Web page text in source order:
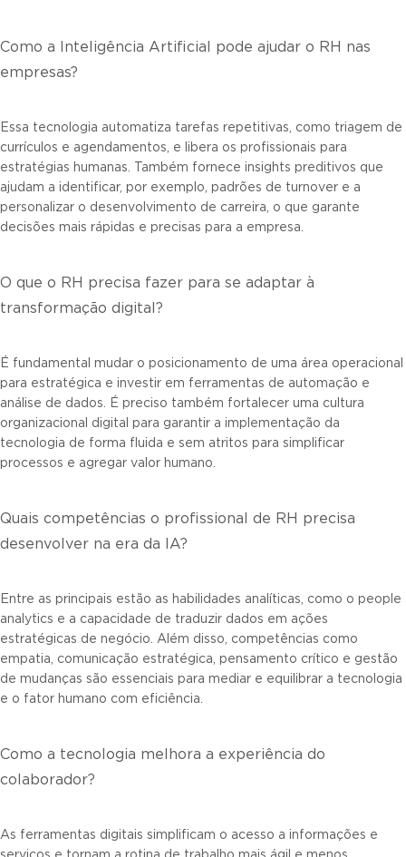
Como a Inteligência Artificial pode ajudar o RH nas
empresas?
Essa tecnologia automatiza tarefas repetitivas, como triagem de
currículos e agendamentos, e libera os profissionais para
estratégias humanas. Também fornece insights preditivos que
ajudam a identificar, por exemplo, padrões de turnover e a
personalizar o desenvolvimento de carreira, o que garante
decisões mais rápidas e precisas para a empresa.
O que o RH precisa fazer para se adaptar à
transformação digital?
É fundamental mudar o posicionamento de uma área operacional
para estratégica e investir em ferramentas de automação e
análise de dados. É preciso também fortalecer uma cultura
organizacional digital para garantir a implementação da
tecnologia de forma fluida e sem atritos para simplificar
processos e agregar valor humano.
Quais competências o profissional de RH precisa
desenvolver na era da IA?
Entre as principais estão as habilidades analíticas, como o people
analytics e a capacidade de traduzir dados em ações
estratégicas de negócio. Além disso, competências como
empatia, comunicação estratégica, pensamento crítico e gestão
de mudanças são essenciais para mediar e equilibrar a tecnologia
e o fator humano com eficiência.
Como a tecnologia melhora a experiência do
colaborador?
As ferramentas digitais simplificam o acesso a informações e